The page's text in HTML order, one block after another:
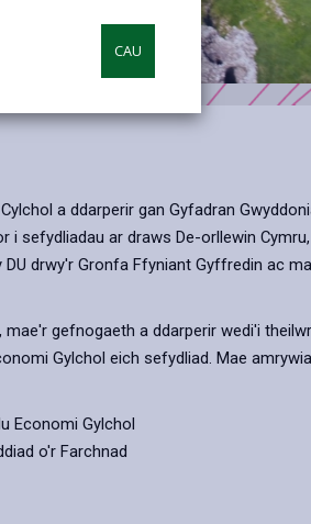
CAU
a ddarperir gan Gyfadran
i sefydliadau ar draws De-orllewin
drwy'r Gronfa Ffyniant Gyffredin ac
gefnogaeth a ddarperir wedi'i
Gylchol eich sefydliad. Mae
Economi Gylchol
o'r Farchnad